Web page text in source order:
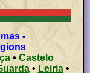
•Castelo
• Leiria•